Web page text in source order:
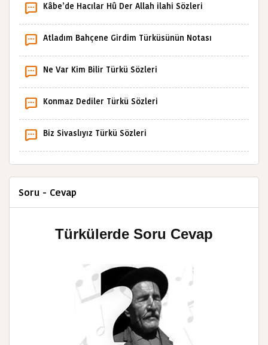
Kâbe’de Hacılar Hû Der Allah ilahi Sözleri
Atladım Bahçene Girdim Türküsünün Notası
Ne Var Kim Bilir Türkü Sözleri
Konmaz Dediler Türkü Sözleri
Biz Sivaslıyız Türkü Sözleri
Soru - Cevap
Türkülerde Soru Cevap